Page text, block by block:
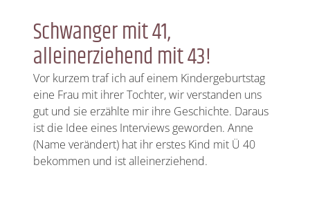
Schwanger mit 41,
alleinerziehend mit 43!
Vor kurzem traf ich auf einem Kindergeburtstag
eine Frau mit ihrer Tochter, wir verstanden uns
gut und sie erzählte mir ihre Geschichte. Daraus
ist die Idee eines Interviews geworden. Anne
(Name verändert) hat ihr erstes Kind mit Ü 40
bekommen und ist alleinerziehend.